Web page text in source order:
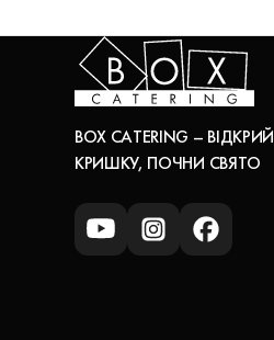
BOX CATERING – ВІДКРИЙ
КРИШКУ, ПОЧНИ СВЯТО